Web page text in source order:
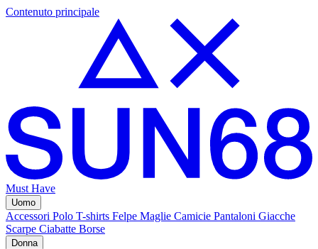
Contenuto principale
Must Have
Uomo
Accessori Polo T-shirts Felpe Maglie Camicie Pantaloni Giacche
Scarpe Ciabatte Borse
Donna